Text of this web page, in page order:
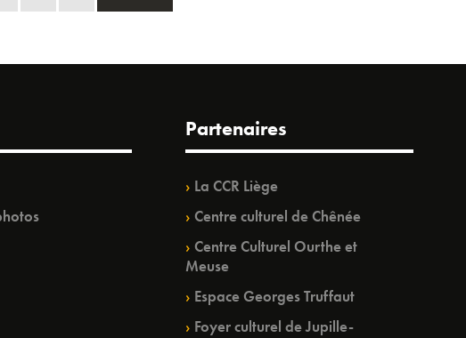
Partenaires
La CCR Liège
Centre culturel de Chênée
Centre Culturel Ourthe et
Meuse
Espace Georges Truffaut
Foyer culturel de Jupille-